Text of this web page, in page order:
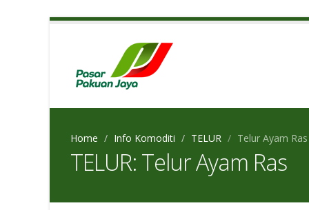
Home Info Komoditi TELUR Telur Ayam Ras
TELUR: Telur Ayam Ras